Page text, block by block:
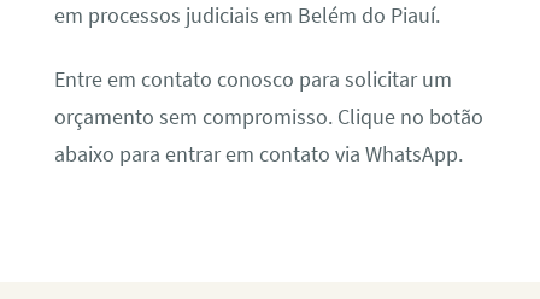
em processos judiciais em Belém do Piauí.
Entre em contato conosco para solicitar um
orçamento sem compromisso. Clique no botão
abaixo para entrar em contato via WhatsApp.